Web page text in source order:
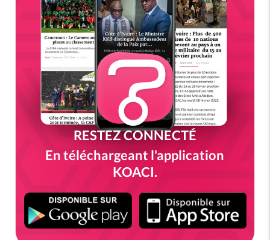
RESTEZ CONNECTÉ
En téléchargeant l'application
KOACI.